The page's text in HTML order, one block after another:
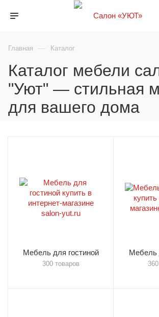
Главная — Каталог
Каталог мебели
"Уют" — стильная
для вашего дома
Мебель для гостиной
300 товаров
Мебель